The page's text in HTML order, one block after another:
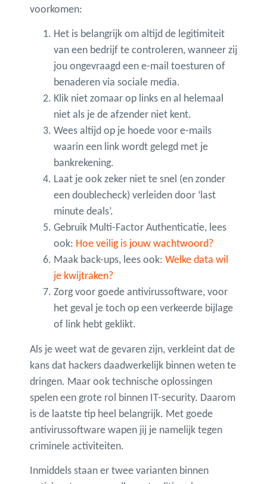
voorkomen:
Het is belangrijk om altijd de legitimiteit
van een bedrijf te controleren, wanneer zij
jou ongevraagd een e-mail toesturen of
benaderen via sociale media.
Klik niet zomaar op links en al helemaal
niet als je de afzender niet kent.
Wees altijd op je hoede voor e-mails
waarin een link wordt gelegd met je
bankrekening.
Laat je ook zeker niet te snel (en zonder
een doublecheck) verleiden door ‘last
minute deals’.
Gebruik Multi-Factor Authenticatie, lees
ook: Hoe veilig is jouw wachtwoord?
Maak back-ups, lees ook: Welke data wil
je kwijtraken?
Zorg voor goede antivirussoftware, voor
het geval je toch op een verkeerde bijlage
of link hebt geklikt.
Als je weet wat de gevaren zijn, verkleint dat de
kans dat hackers daadwerkelijk binnen weten te
dringen. Maar ook technische oplossingen
spelen een grote rol binnen IT-security. Daarom
is de laatste tip heel belangrijk. Met goede
antivirussoftware wapen jij je namelijk tegen
criminele activiteiten.
Inmiddels staan er twee varianten binnen